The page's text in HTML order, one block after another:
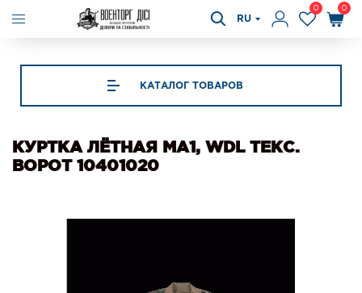
RU
0 0
КАТАЛОГ ТОВАРОВ
КУРТКА ЛЁТНАЯ МА1, WDL ТЕКС.
ВОРОТ 10401020